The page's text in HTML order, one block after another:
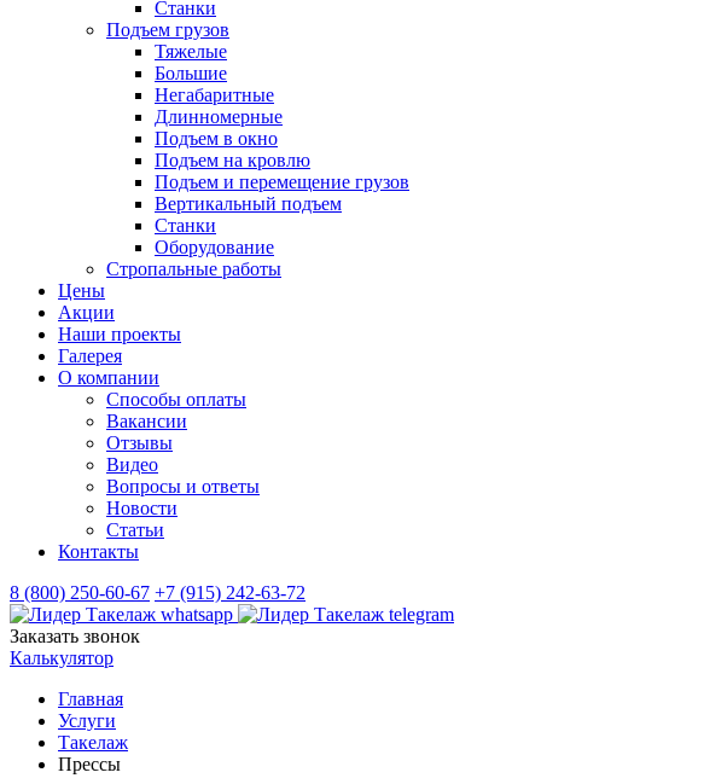
Станки
Подъем грузов
Тяжелые
Большие
Негабаритные
Длинномерные
Подъем в окно
Подъем на кровлю
Подъем и перемещение грузов
Вертикальный подъем
Станки
Оборудование
Стропальные работы
Цены
Акции
Наши проекты
Галерея
О компании
Способы оплаты
Вакансии
Отзывы
Видео
Вопросы и ответы
Новости
Статьи
Контакты
8 (800) 250-60-67 +7 (915) 242-63-72
Заказать звонок
Калькулятор
Главная
Услуги
Такелаж
Прессы